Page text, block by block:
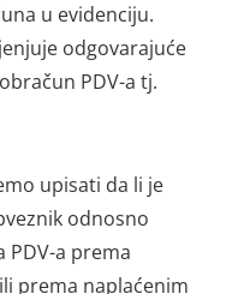
u evidenciju.
odgovarajuće
PDV-a tj.
upisati da li je
odnosno
a prema
prema naplaćenim